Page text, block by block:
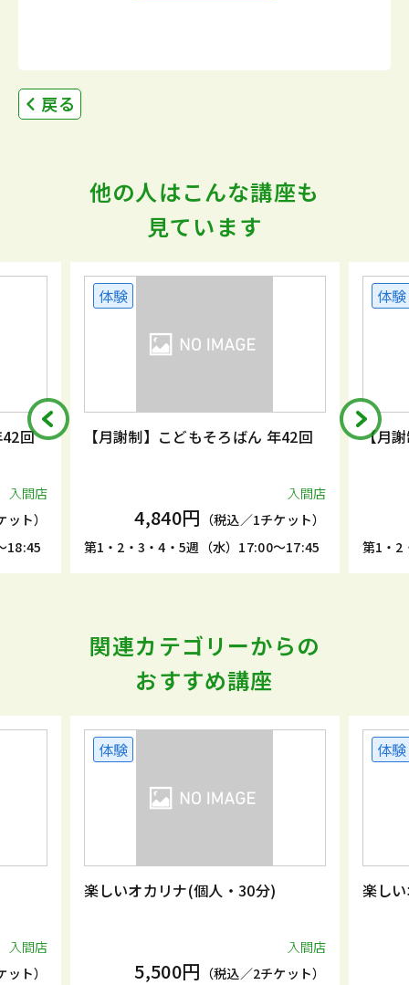
戻る
他の人はこんな講座も
見ています
回
入間店
ト）
18:45
体験
【月謝制】こどもそろばん 年42回
入間店
4,840円 （税込／1チケット）
第1・2・3・4・5週（水）17:00～17:45
体験
【月
第1・2
関連カテゴリーからの
おすすめ講座
入間店
ト）
体験
楽しいオカリナ(個人・30分)
入間店
5,500円 （税込／2チケット）
体験
楽し